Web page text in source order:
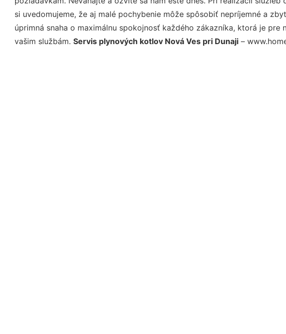
si uvedomujeme, že aj malé pochybenie môže spôsobiť nepríjemné a
úprimná snaha o maximálnu spokojnosť každého zákazníka, ktorá je
vašim službám. Servis plynových kotlov Nová Ves pri Dunaji –